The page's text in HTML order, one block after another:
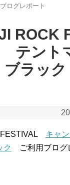
ログレポート
ROCK
テン
ブラッ
キャ
ク ご利用ブロ